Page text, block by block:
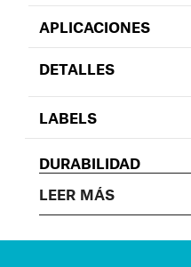
APLICACIONES
DETALLES
LABELS
DURABILIDAD
LEER MÁS